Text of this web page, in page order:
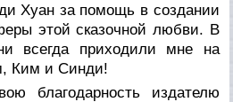
Хуан за помощь в создании
этой сказочной любви. В
всегда приходили мне на
Ким и Синди!
благодарность издателю